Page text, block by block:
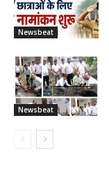
Newsbeat
Newsbeat